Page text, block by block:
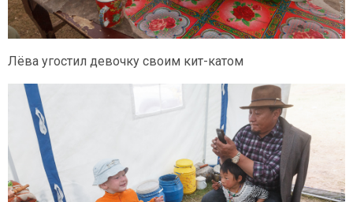
Лёва угостил девочку своим кит-катом